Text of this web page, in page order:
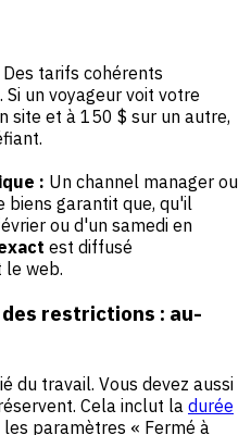
Des tarifs cohérents
un voyageur voit votre
site et à 150 $ sur un autre,
: Un channel manager ou
biens garantit que, qu'il
ou d'un samedi en
est diffusé
web.
restrictions : au-
du travail. Vous devez aussi
Cela inclut la durée
les paramètres « Fermé à